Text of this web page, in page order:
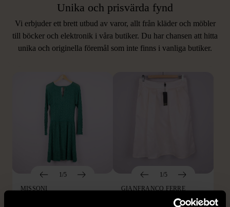
Unika och prisvärda fynd
Vi erbjuder ett brett utbud av varor, allt från kläder och möbler
till böcker och elektronik i våra butiker. Du har chansen att hitta
unika och originella föremål som inte finns i vanliga butiker.
LIKNANDE PRODUKTER
Hitta produkter som påminner om denna
1/5
MISSONI
1/5
GIANFRANCO FERRE